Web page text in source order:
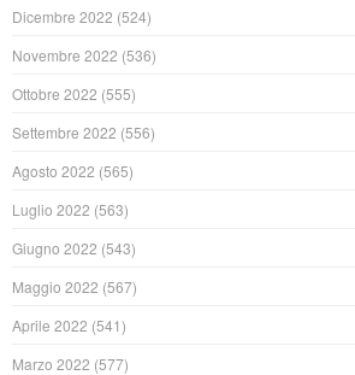
Dicembre 2022 (524)
Novembre 2022 (536)
Ottobre 2022 (555)
Settembre 2022 (556)
Agosto 2022 (565)
Luglio 2022 (563)
Giugno 2022 (543)
Maggio 2022 (567)
Aprile 2022 (541)
Marzo 2022 (577)